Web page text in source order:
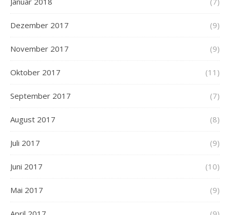
Dezember 2017 (9)
November 2017 (9)
Oktober 2017 (11)
September 2017 (7)
August 2017 (8)
Juli 2017 (9)
Juni 2017 (10)
Mai 2017 (9)